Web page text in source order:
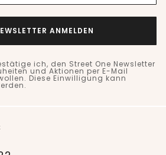
ANMELDEN
ich, den Street One Newsletter
und Aktionen per E-Mail
Diese Einwilligung kann